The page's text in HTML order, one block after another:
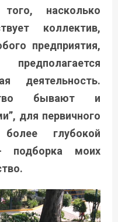
насколько
коллектив,
предприятия,
деятельность.
бывают и
для первичного
глубокой
подборка моих